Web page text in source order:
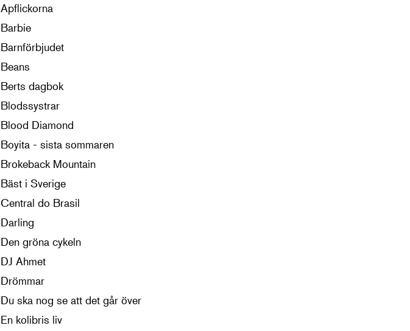
Apflickorna
Barbie
Barnförbjudet
Beans
Berts dagbok
Blodssystrar
Blood Diamond
Boyita - sista sommaren
Brokeback Mountain
Bäst i Sverige
Central do Brasil
Darling
Den gröna cykeln
DJ Ahmet
Drömmar
Du ska nog se att det går över
En kolibris liv